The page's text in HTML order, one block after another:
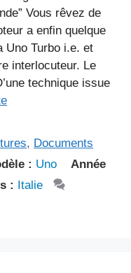
Vous rêvez de
a enfin quelque
Uno Turbo i.e. et
interlocuteur. Le
technique issue
, Documents
: Uno
Année
: Italie